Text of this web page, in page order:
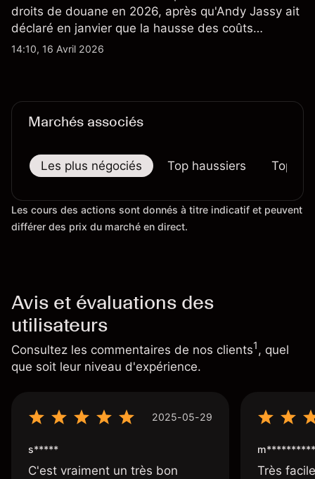
droits de douane en 2026, après qu'Andy Jassy ait
déclaré en janvier que la hausse des coûts
d'importation commençait à se répercuter sur
14:10, 16 Avril 2026
Marchés associés
Les plus négociés Top haussiers Top
Les cours des actions sont donnés à titre indicatif et peuvent
différer des prix du marché en direct.
Avis et évaluations des
utilisateurs
Consultez les commentaires de nos clients1, quel
que soit leur niveau d'expérience.
2025-05-29
s*****
C'est vraiment un très bon
m**********
Très